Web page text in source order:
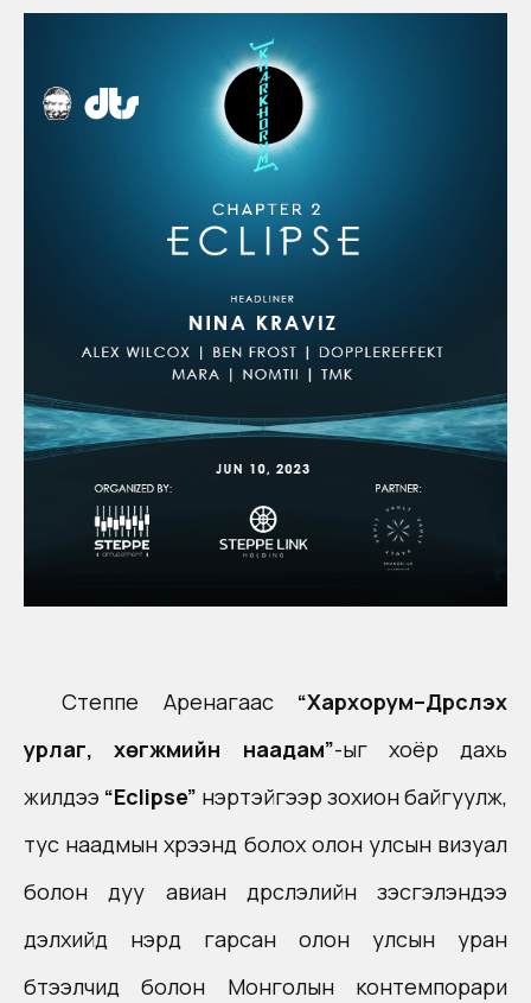
Степпe Аренагаас“Хархорум–Дүрслэх
урлаг, хөгжмийн наадам”-ыг хоёр дахь
жилдээ “Eclipse” нэртэйгээр зохион байгуулж,
тус наадмын хүрээнд болох олон улсын визуал
болон дуу авиан дүрслэлийн үзэсгэлэндээ
дэлхийд нэрд гарсан олон улсын уран
бүтээлчид болон Монголын контемпорари